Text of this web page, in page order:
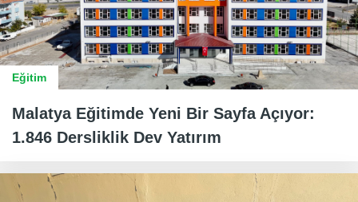
Eğitim
Malatya Eğitimde Yeni Bir Sayfa Açıyor:
1.846 Dersliklik Dev Yatırım